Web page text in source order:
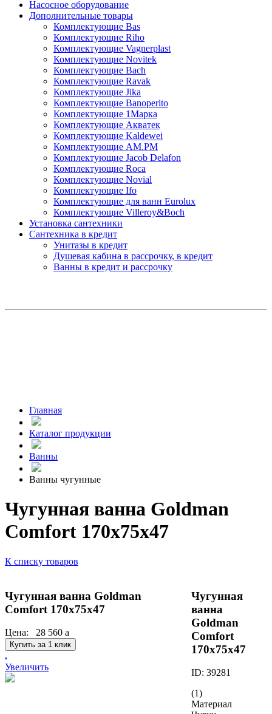
Насосное оборудование
Дополнительные товары
Комплектующие Bas
Комплектующие Riho
Комплектующие Vagnerplast
Комплектующие Novitek
Комплектующие Bach
Комплектующие Ravak
Комплектующие Jika
Комплектующие Banoperito
Комплектующие 1Марка
Комплектующие Акватек
Комплектующие Kaldewei
Комплектующие AM.PM
Комплектующие Jacob Delafon
Комплектующие Roca
Комплектующие Novial
Комплектующие Ifo
Комплектующие для ванн Eurolux
Комплектующие Villeroy&Boch
Установка сантехники
Сантехника в кредит
Унитазы в кредит
Душевая кабина в рассрочку, в кредит
Ванны в кредит и рассрочку
Главная
Каталог продукции
Ванны
Ванны чугунные
Чугунная ванна Goldman
Сomfort 170х75х47
К списку товаров
Чугунная ванна Goldman
Сomfort 170х75х47
Цена: 28 560 a
Купить за 1 клик
Увеличить
Чугунная
ванна
Goldman
Сomfort
170х75х47
ID: 39281
(1)
Материал